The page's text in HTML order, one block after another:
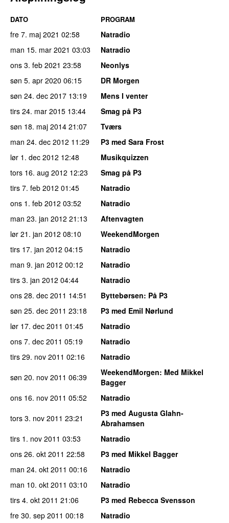
DATO PROGRAM
fre 7. maj 2021 02:58
Natradio
man 15. mar 2021 03:03
Natradio
ons 3. feb 2021 23:58
Neonlys
søn 5. apr 2020 06:15
DR Morgen
søn 24. dec 2017 13:19
Mens I venter
tirs 24. mar 2015 13:44
Smag på P3
søn 18. maj 2014 21:07
Tværs
man 24. dec 2012 11:29
P3 med Sara Frost
lør 1. dec 2012 12:48
Musikquizzen
tors 16. aug 2012 12:23
Smag på P3
tirs 7. feb 2012 01:45
Natradio
ons 1. feb 2012 03:52
Natradio
man 23. jan 2012 21:13
Aftenvagten
lør 21. jan 2012 08:10
WeekendMorgen
tirs 17. jan 2012 04:15
Natradio
man 9. jan 2012 00:12
Natradio
tirs 3. jan 2012 04:44
Natradio
ons 28. dec 2011 14:51 Byttebørsen: På P3
søn 25. dec 2011 23:18
P3 med Emil Nørlund
lør 17. dec 2011 01:45
Natradio
ons 7. dec 2011 05:19
Natradio
tirs 29. nov 2011 02:16
Natradio
søn 20. nov 2011 06:39 WeekendMorgen: Med Mikkel
Bagger
ons 16. nov 2011 05:52
Natradio
tors 3. nov 2011 23:21
P3 med Augusta Glahn-
Abrahamsen
tirs 1. nov 2011 03:53
Natradio
ons 26. okt 2011 22:58
P3 med Mikkel Bagger
man 24. okt 2011 00:16
Natradio
man 10. okt 2011 03:10
Natradio
tirs 4. okt 2011 21:06
P3 med Rebecca Svensson
fre 30. sep 2011 00:18 Natradio